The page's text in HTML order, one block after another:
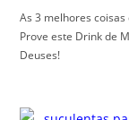
As 3 melhores
Prove este Drink de
Deuses!